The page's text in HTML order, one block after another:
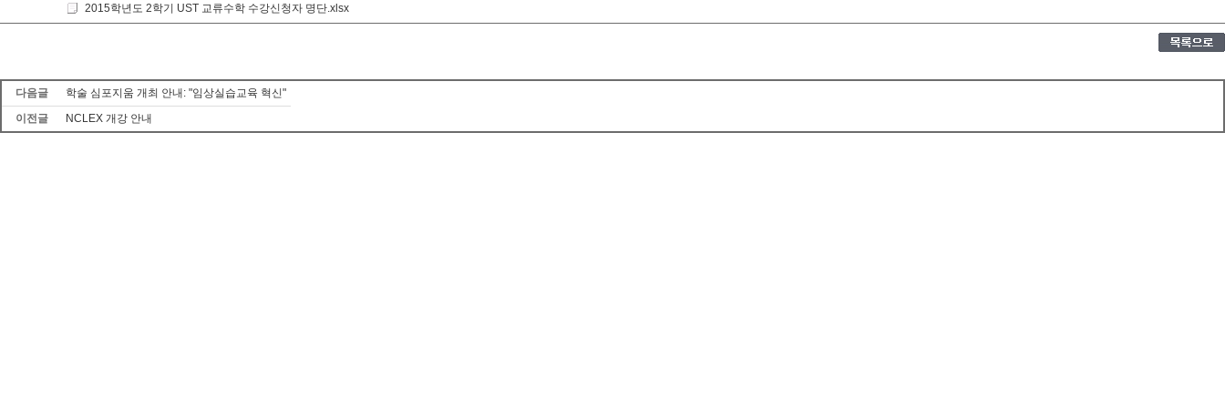
2015학년도 2학기 UST 교류수학 수강신청자 명단.xlsx
다음글
학술 심포지움 개최 안내: "임상실습교육 혁신"
이전글
NCLEX 개강 안내